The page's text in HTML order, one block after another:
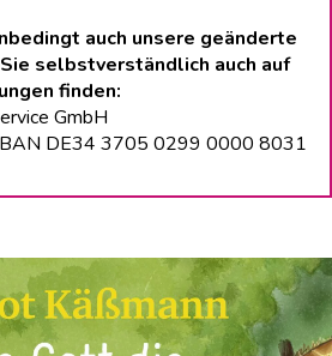
auch unsere geänderte
selbstverständlich auch auf
finden:
GmbH
DE34 3705 0299 0000 8031